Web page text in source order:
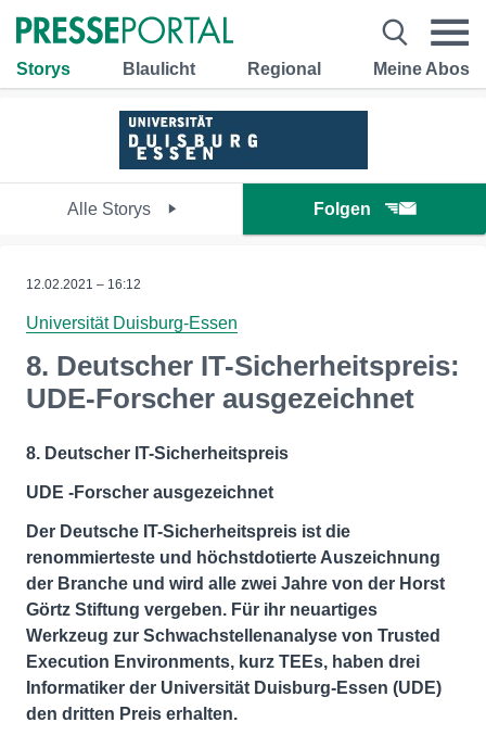
Storys Blaulicht Regional Meine Abos
Alle Storys Folgen
12.02.2021 – 16:12
Universität Duisburg-Essen
8. Deutscher IT-Sicherheitspreis:
UDE-Forscher ausgezeichnet
8. Deutscher IT-Sicherheitspreis
UDE -Forscher ausgezeichnet
Der Deutsche IT-Sicherheitspreis ist die
renommierteste und höchstdotierte Auszeichnung
der Branche und wird alle zwei Jahre von der Horst
Görtz Stiftung vergeben. Für ihr neuartiges
Werkzeug zur Schwachstellenanalyse von Trusted
Execution Environments, kurz TEEs, haben drei
Informatiker der Universität Duisburg-Essen (UDE)
den dritten Preis erhalten.